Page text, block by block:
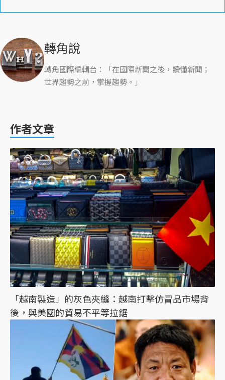
轉角說
轉角國際編輯台：「在國際新聞之後，讀懂新聞；
世界趨勢之前，掌握趨勢。」
作者文章
「越南製造」的灰色夾縫：越南打擊仿冒品市場背
後，與美國的貿易不平等拉鋸